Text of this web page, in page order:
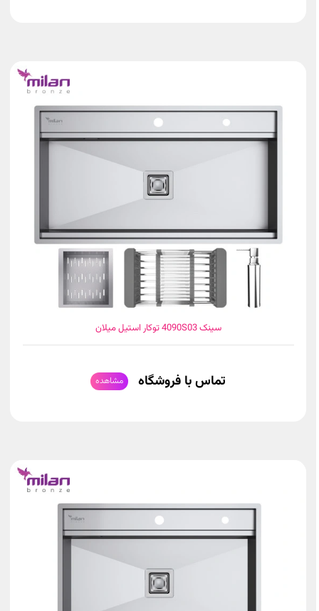
سینک 4090S03 توکار استیل میلان
تماس با فروشگاه مشاهده